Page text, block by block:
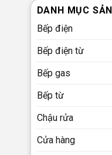
DANH MỤC
Bếp điện
Bếp điện từ
Bếp gas
Bếp từ
Chậu rửa
Cửa hàng